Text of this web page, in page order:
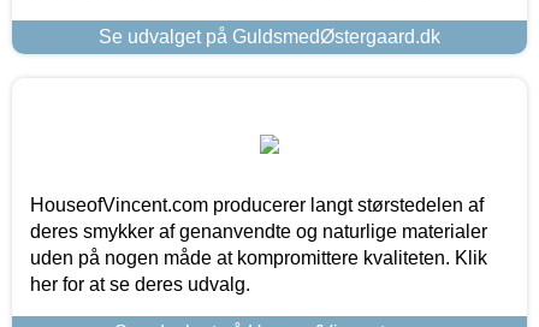
Se udvalget på GuldsmedØstergaard.dk
HouseofVincent.com producerer langt størstedelen af
deres smykker af genanvendte og naturlige materialer
uden på nogen måde at kompromittere kvaliteten. Klik
her for at se deres udvalg.